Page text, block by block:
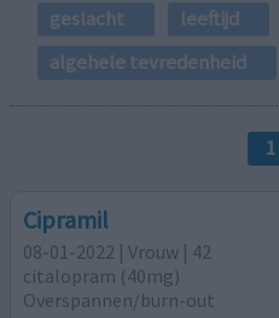
geslacht
leeftijd
algehele tevredenheid
1
Cipramil
08-01-2022 | Vrouw | 42
citalopram (40mg)
Overspannen/burn-out